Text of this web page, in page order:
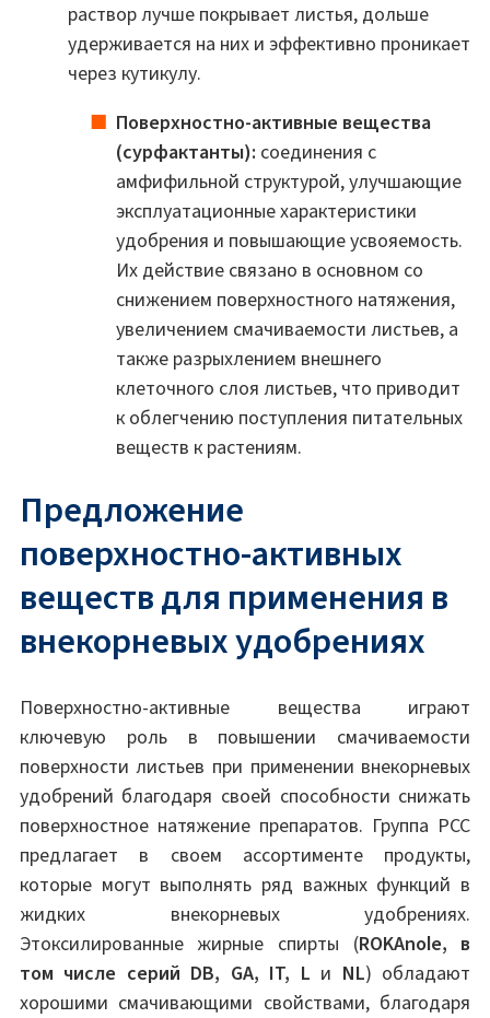
раствор лучше покрывает листья, дольше
удерживается на них и эффективно проникает
через кутикулу.
Поверхностно-активные вещества
(сурфактанты): соединения с
амфифильной структурой, улучшающие
эксплуатационные характеристики
удобрения и повышающие усвояемость.
Их действие связано в основном со
снижением поверхностного натяжения,
увеличением смачиваемости листьев, а
также разрыхлением внешнего
клеточного слоя листьев, что приводит
к облегчению поступления питательных
веществ к растениям.
Предложение
поверхностно-активных
веществ для применения в
внекорневых удобрениях
Поверхностно-активные вещества играют
ключевую роль в повышении смачиваемости
поверхности листьев при применении внекорневых
удобрений благодаря своей способности снижать
поверхностное натяжение препаратов. Группа PCC
предлагает в своем ассортименте продукты,
которые могут выполнять ряд важных функций в
жидких внекорневых удобрениях.
Этоксилированные жирные спирты (ROKAnole, в
том числе серий DB, GA, IT, L и NL) обладают
хорошими смачивающими свойствами, благодаря